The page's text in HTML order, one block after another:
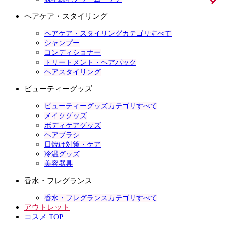
ヘアケア・スタイリング
ヘアケア・スタイリングカテゴリすべて
シャンプー
コンディショナー
トリートメント・ヘアパック
ヘアスタイリング
ビューティーグッズ
ビューティーグッズカテゴリすべて
メイクグッズ
ボディケアグッズ
ヘアブラシ
日焼け対策・ケア
冷温グッズ
美容器具
香水・フレグランス
香水・フレグランスカテゴリすべて
アウトレット
コスメ TOP